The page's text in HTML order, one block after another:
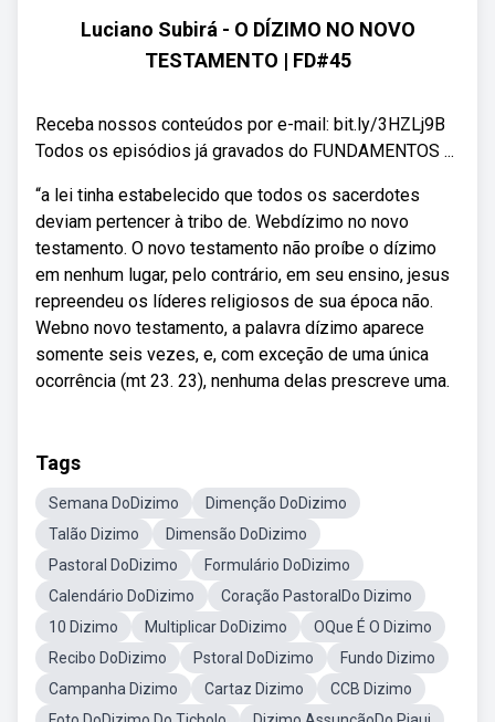
Luciano Subirá - O DÍZIMO NO NOVO
TESTAMENTO | FD#45
Receba nossos conteúdos por e-mail: bit.ly/3HZLj9B
Todos os episódios já gravados do FUNDAMENTOS ...
“a lei tinha estabelecido que todos os sacerdotes
deviam pertencer à tribo de. Webdízimo no novo
testamento. O novo testamento não proíbe o dízimo
em nenhum lugar, pelo contrário, em seu ensino, jesus
repreendeu os líderes religiosos de sua época não.
Webno novo testamento, a palavra dízimo aparece
somente seis vezes, e, com exceção de uma única
ocorrência (mt 23. 23), nenhuma delas prescreve uma.
Tags
Semana DoDizimo
Dimenção DoDizimo
Talão Dizimo
Dimensão DoDizimo
Pastoral DoDizimo
Formulário DoDizimo
Calendário DoDizimo
Coração PastoralDo Dizimo
10 Dizimo
Multiplicar DoDizimo
OQue É O Dizimo
Recibo DoDizimo
Pstoral DoDizimo
Fundo Dizimo
Campanha Dizimo
Cartaz Dizimo
CCB Dizimo